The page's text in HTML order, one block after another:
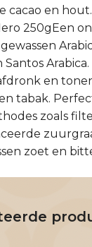
cacao en
250gEen
en
tabak.
zoals
zoet en